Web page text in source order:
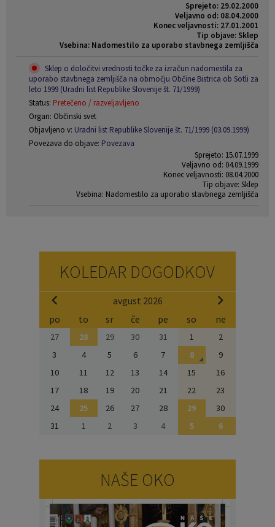
Sprejeto: 29.02.2000
Veljavno od: 08.04.2000
Konec veljavnosti: 27.01.2001
Tip objave: Sklep
Vsebina: Nadomestilo za uporabo stavbnega zemljišča
Sklep o določitvi vrednosti točke za izračun nadomestila za
uporabo stavbnega zemljišča na območju Občine Bistrica ob Sotli za
leto 1999 (Uradni list Republike Slovenije št. 71/1999)
Status: Pretečeno / razveljavljeno
Organ: Občinski svet
Objavljeno v: Uradni list Republike Slovenije št. 71/1999 (03.09.1999)
Povezava do objave: Povezava
Sprejeto: 15.07.1999
Veljavno od: 04.09.1999
Konec veljavnosti: 08.04.2000
Tip objave: Sklep
Vsebina: Nadomestilo za uporabo stavbnega zemljišča
KOLEDAR DOGODKOV
avgust 2026
po
to sr če pe so ne
27 28 29 30 31 1
2
3
4 5 6 7 8
9
10
11 12 13 14 15
16
17
18 19 20 21 22
23
24
25 26 27 28 29
30
31
1 2 3 4 5 6
NAŠE OKO